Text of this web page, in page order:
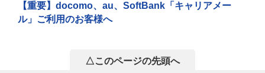
【重要】docomo、au、SoftBank「キャリアメー
ル」ご利用のお客様へ
△このページの先頭へ